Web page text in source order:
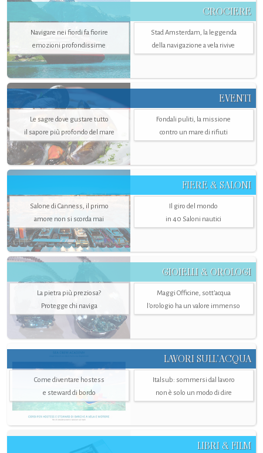
CROCIERE
Navigare nei fiordi fa fiorire
emozioni profondissime
Stad Amsterdam, la leggenda
della navigazione a vela rivive
EVENTI
Le sagre dove gustare tutto
il sapore più profondo del mare
Fondali puliti, la missione
contro un mare di rifiuti
FIERE & SALONI
Salone di Canness, il primo
amore non si scorda mai
Il giro del mondo
in 40 Saloni nautici
GIOIELLI & OROLOGI
La pietra più preziosa?
Protegge chi naviga
Maggi Officine, sott’acqua
l'orologio ha un valore immenso
LAVORI SULL’ACQUA
Come diventare hostess
e steward di bordo
Italsub: sommersi dal lavoro
non è solo un modo di dire
LIBRI & FILM